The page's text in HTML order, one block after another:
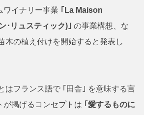
ワイナリー事業 ｢La Maison
･リュスティック)｣ の事業構想、な
木の植え付けを開始すると発表し
はフランス語で ｢田舎｣ を意味する言
が掲げるコンセプトは ｢愛するものに